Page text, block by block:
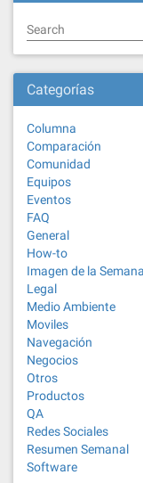
Search
Categorías
Columna
Comparación
Comunidad
Equipos
Eventos
FAQ
General
How-to
Imagen de la Semana
Legal
Medio Ambiente
Moviles
Navegación
Negocios
Otros
Productos
QA
Redes Sociales
Resumen Semanal
Software